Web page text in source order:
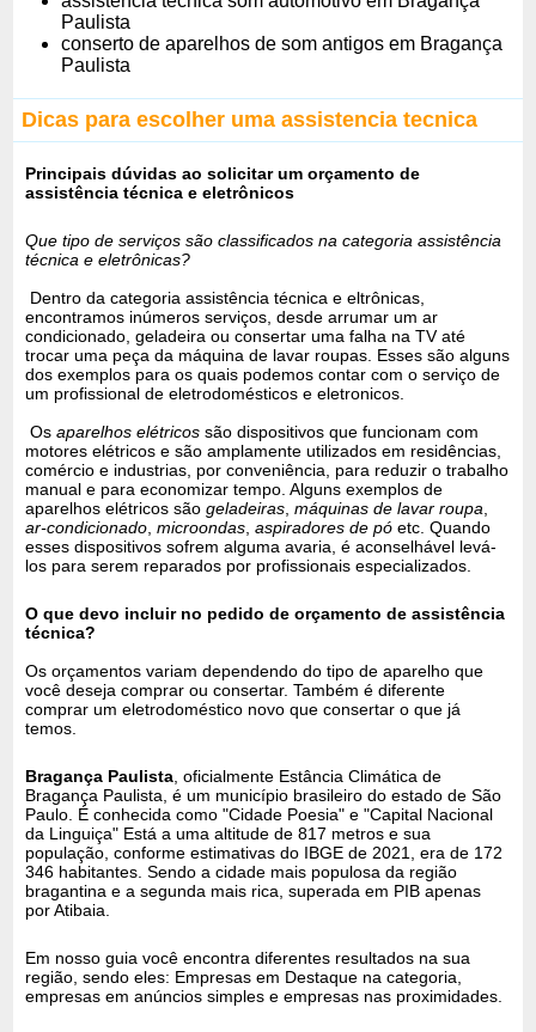
Paulista
conserto de aparelhos de som antigos em Bragança
Paulista
Dicas para escolher uma assistencia tecnica
Principais dúvidas ao solicitar um orçamento de
assistência técnica e eletrônicos
Que tipo de serviços são classificados na categoria assistência
técnica e eletrônicas?
Dentro da categoria assistência técnica e eltrônicas,
encontramos inúmeros serviços, desde arrumar um ar
condicionado, geladeira ou consertar uma falha na TV até
trocar uma peça da máquina de lavar roupas. Esses são alguns
dos exemplos para os quais podemos contar com o serviço de
um profissional de eletrodomésticos e eletronicos.
Osaparelhos elétricos são dispositivos que funcionam com
motores elétricos e são amplamente utilizados em residências,
comércio e industrias, por conveniência, para reduzir o trabalho
manual e para economizar tempo. Alguns exemplos de
aparelhos elétricos sãogeladeiras ,máquinas de lavar roupa
ar-condicionado ,microondas ,aspiradores de pó etc. Quando
esses dispositivos sofrem alguma avaria, é aconselhável levá-
los para serem reparados por profissionais especializados.
O que devo incluir no pedido de orçamento de assistência
técnica?
Os orçamentos variam dependendo do tipo de aparelho que
você deseja comprar ou consertar. Também é diferente
comprar um eletrodoméstico novo que consertar o que já
temos.
Bragança Paulista , oficialmente Estância Climática de
Bragança Paulista, é um município brasileiro do estado de São
Paulo. É conhecida como "Cidade Poesia" e "Capital Nacional
da Linguiça" Está a uma altitude de 817 metros e sua
população, conforme estimativas do IBGE de 2021, era de 172
346 habitantes. Sendo a cidade mais populosa da região
bragantina e a segunda mais rica, superada em PIB apenas
por Atibaia.
Em nosso guia você encontra diferentes resultados na sua
região, sendo eles: Empresas em Destaque na categoria,
empresas em anúncios simples e empresas nas proximidades.